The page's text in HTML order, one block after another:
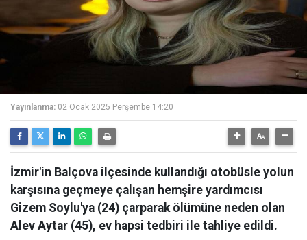
Yayınlanma: 02 Ocak 2025 Perşembe 14:20
İzmir'in Balçova ilçesinde kullandığı otobüsle yolun
karşısına geçmeye çalışan hemşire yardımcısı
Gizem Soylu'ya (24) çarparak ölümüne neden olan
Alev Aytar (45), ev hapsi tedbiri ile tahliye edildi.